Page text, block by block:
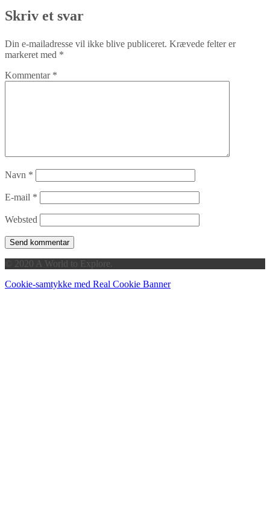
Skriv et svar
Din e-mailadresse vil ikke blive publiceret. Krævede felter er
markeret med *
Kommentar *
Navn *
E-mail *
Websted
© 2020 A World to Explore.
Cookie-samtykke med Real Cookie Banner